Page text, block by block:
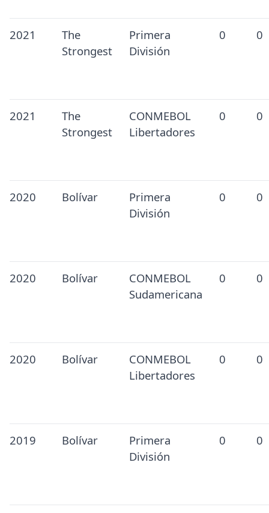
2021
The
Strongest
Primera
División
0 0
2021
The
Strongest
CONMEBOL
Libertadores
0 0
2020 Bolívar
Primera
División
0 0
2020 Bolívar
CONMEBOL
Sudamericana
0 0
2020 Bolívar
CONMEBOL
Libertadores
0 0
2019 Bolívar
Primera
División
0 0